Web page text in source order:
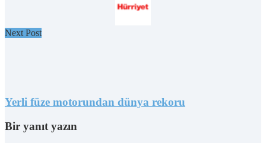
Next Post
Yerli füze motorundan dünya rekoru
Bir yanıt yazın